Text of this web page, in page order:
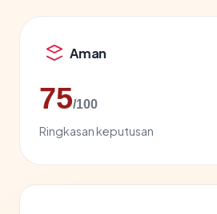
Aman
75/100
Ringkasan keputusan